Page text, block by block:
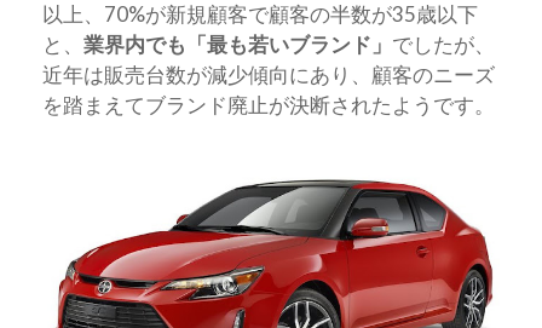
以上、70%が新規顧客で顧客の半数が35歳以下
と、 業界内でも「最も若いブランド」 でしたが、
近年は販売台数が減少傾向にあり、顧客のニーズ
を踏まえてブランド廃止が決断されたようです。